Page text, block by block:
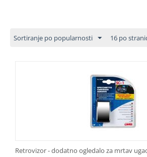
Sortiranje po popularnosti 16 po
Retrovizor - dodatno ogledalo za mrtav